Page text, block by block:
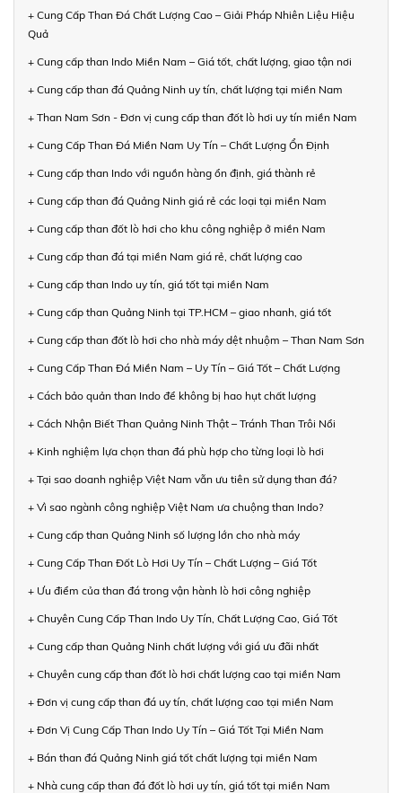
+ Cung Cấp Than Đá Chất Lượng Cao – Giải Pháp Nhiên Liệu Hiệu
Quả
+ Cung cấp than Indo Miền Nam – Giá tốt, chất lượng, giao tận nơi
+ Cung cấp than đá Quảng Ninh uy tín, chất lượng tại miền Nam
+ Than Nam Sơn - Đơn vị cung cấp than đốt lò hơi uy tín miền Nam
+ Cung Cấp Than Đá Miền Nam Uy Tín – Chất Lượng Ổn Định
+ Cung cấp than Indo với nguồn hàng ổn định, giá thành rẻ
+ Cung cấp than đá Quảng Ninh giá rẻ các loại tại miền Nam
+ Cung cấp than đốt lò hơi cho khu công nghiệp ở miền Nam
+ Cung cấp than đá tại miền Nam giá rẻ, chất lượng cao
+ Cung cấp than Indo uy tín, giá tốt tại miền Nam
+ Cung cấp than Quảng Ninh tại TP.HCM – giao nhanh, giá tốt
+ Cung cấp than đốt lò hơi cho nhà máy dệt nhuộm – Than Nam Sơn
+ Cung Cấp Than Đá Miền Nam – Uy Tín – Giá Tốt – Chất Lượng
+ Cách bảo quản than Indo để không bị hao hụt chất lượng
+ Cách Nhận Biết Than Quảng Ninh Thật – Tránh Than Trôi Nổi
+ Kinh nghiệm lựa chọn than đá phù hợp cho từng loại lò hơi
+ Tại sao doanh nghiệp Việt Nam vẫn ưu tiên sử dụng than đá?
+ Vì sao ngành công nghiệp Việt Nam ưa chuộng than Indo?
+ Cung cấp than Quảng Ninh số lượng lớn cho nhà máy
+ Cung Cấp Than Đốt Lò Hơi Uy Tín – Chất Lượng – Giá Tốt
+ Ưu điểm của than đá trong vận hành lò hơi công nghiệp
+ Chuyên Cung Cấp Than Indo Uy Tín, Chất Lượng Cao, Giá Tốt
+ Cung cấp than Quảng Ninh chất lượng với giá ưu đãi nhất
+ Chuyên cung cấp than đốt lò hơi chất lượng cao tại miền Nam
+ Đơn vị cung cấp than đá uy tín, chất lượng cao tại miền Nam
+ Đơn Vị Cung Cấp Than Indo Uy Tín – Giá Tốt Tại Miền Nam
+ Bán than đá Quảng Ninh giá tốt chất lượng tại miền Nam
+ Nhà cung cấp than đá đốt lò hơi uy tín, giá tốt tại miền Nam